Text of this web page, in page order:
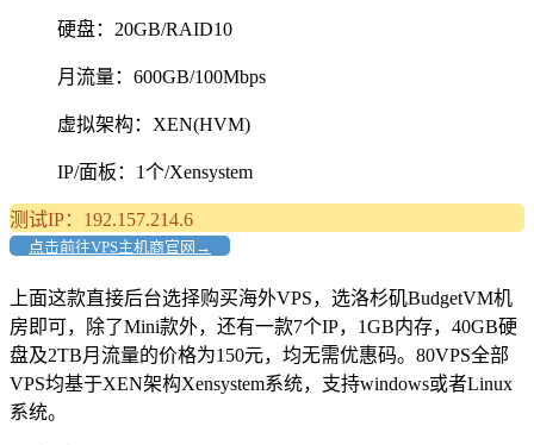
硬盘：20GB/RAID10
月流量：600GB/100Mbps
虚拟架构：XEN(HVM)
IP/面板：1个/Xensystem
测试IP：192.157.214.6
点击前往VPS主机商官网→
上面这款直接后台选择购买海外VPS，选洛杉矶BudgetVM机
房即可，除了Mini款外，还有一款7个IP，1GB内存，40GB硬
盘及2TB月流量的价格为150元，均无需优惠码。80VPS全部
VPS均基于XEN架构Xensystem系统，支持windows或者Linux
系统。